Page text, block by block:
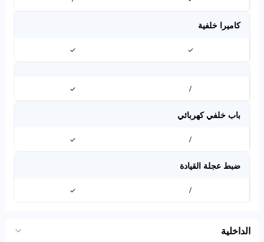
كاميرا خلفية
✓
✓
/
✓
باب خلفي كهربائي
/
✓
ضبط عجلة القيادة
/
✓
الداخلية